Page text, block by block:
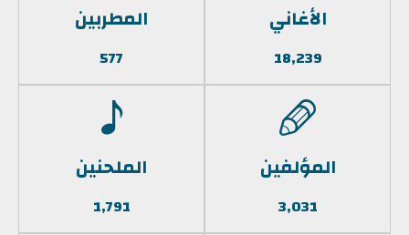
الأغاني
18,239
المطربين
577
المؤلفين
3,031
الملحنين
1,791